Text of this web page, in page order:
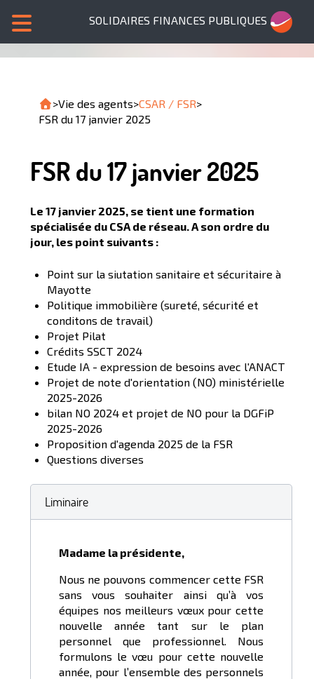
SOLIDAIRES FINANCES PUBLIQUES
>Vie des agents>CSAR / FSR>
FSR du 17 janvier 2025
FSR du 17 janvier 2025
Le 17 janvier 2025, se tient une formation
spécialisée du CSA de réseau. A son ordre du
jour, les point suivants :
Point sur la siutation sanitaire et sécuritaire à
Mayotte
Politique immobilière (sureté, sécurité et
conditons de travail)
Projet Pilat
Crédits SSCT 2024
Etude IA - expression de besoins avec l'ANACT
Projet de note d'orientation (NO) ministérielle
2025-2026
bilan NO 2024 et projet de NO pour la DGFiP
2025-2026
Proposition d'agenda 2025 de la FSR
Questions diverses
Liminaire
Madame la présidente,
Nous ne pouvons commencer cette FSR
sans vous souhaiter ainsi qu’à vos
équipes nos meilleurs vœux pour cette
nouvelle année tant sur le plan
personnel que professionnel. Nous
formulons le vœu pour cette nouvelle
année, pour l’ensemble des personnels